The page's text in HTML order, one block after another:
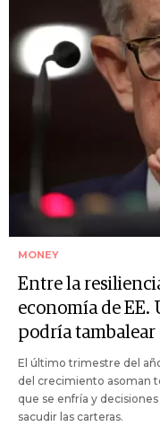
MONEY
Entre la
economía de EE.
podría
El último trimestre del
del crecimiento asoman
que se enfría y
sacudir las carteras.